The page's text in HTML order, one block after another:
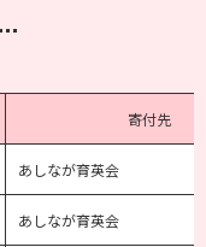
寄付先
あしなが育英会
あしなが育英会